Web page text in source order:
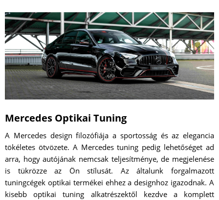
Mercedes Optikai Tuning
A Mercedes design filozófiája a sportosság és az elegancia
tökéletes ötvözete. A Mercedes tuning pedig lehetőséget ad
arra, hogy autójának nemcsak teljesítménye, de megjelenése
is tükrözze az Ön stílusát. Az általunk forgalmazott
tuningcégek optikai termékei ehhez a designhoz igazodnak. A
kisebb optikai tuning alkatrészektől kezdve a komplett